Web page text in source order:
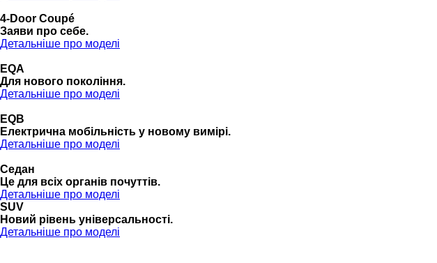
4-Door Coupé
Заяви про себе.
Детальніше про моделі
EQA
Для нового покоління.
Детальніше про моделі
EQB
Електрична мобільність у новому вимірі.
Детальніше про моделі
Седан
Це для всіх органів почуттів.
Детальніше про моделі
SUV
Новий рівень універсальності.
Детальніше про моделі